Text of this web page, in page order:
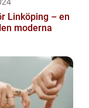
Linköping – en
moderna